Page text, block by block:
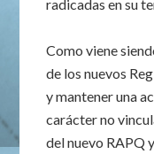
radicadas en su
Como viene
de los nuevos
y mantener una
carácter no
del nuevo RAPQ